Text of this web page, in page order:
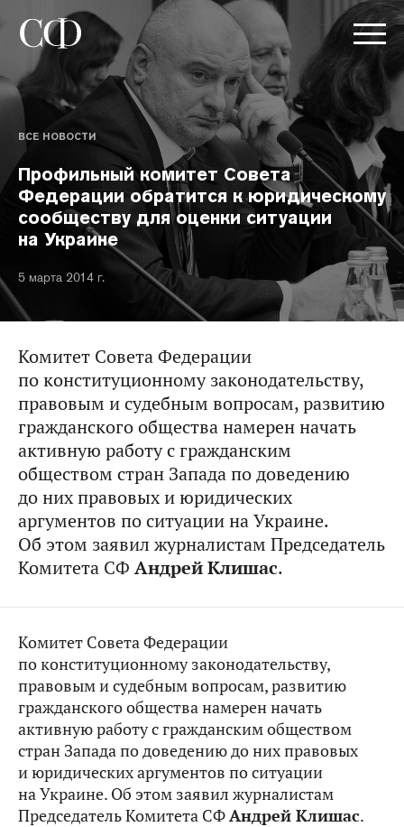
ВСЕ НОВОСТИ
Профильный комитет Совета
Федерации обратится к юридическому
сообществу для оценки ситуации
на Украине
5 марта 2014 г.
Комитет Совета Федерации
по конституционному законодательству,
правовым и судебным вопросам, развитию
гражданского общества намерен начать
активную работу с гражданским
обществом стран Запада по доведению
до них правовых и юридических
аргументов по ситуации на Украине.
Об этом заявил журналистам Председатель
Комитета СФ Андрей Клишас.
Комитет Совета Федерации
по конституционному законодательству,
правовым и судебным вопросам, развитию
гражданского общества намерен начать
активную работу с гражданским обществом
стран Запада по доведению до них правовых
и юридических аргументов по ситуации
на Украине. Об этом заявил журналистам
Председатель Комитета СФАндрей Клишас.